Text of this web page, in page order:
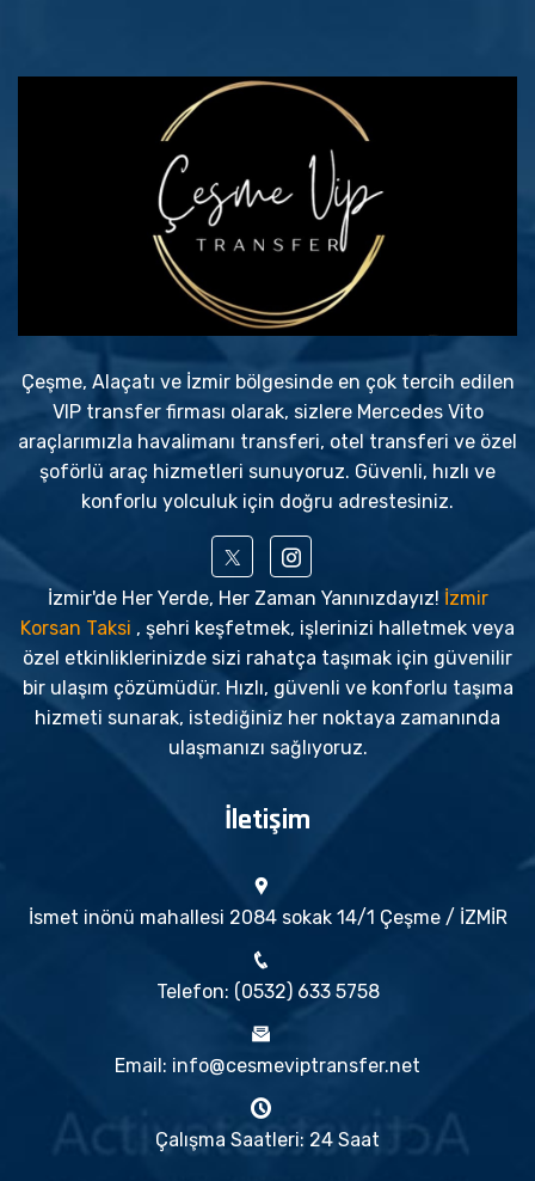
Çeşme, Alaçatı ve İzmir bölgesinde en çok tercih edilen
VIP transfer firması olarak, sizlere Mercedes Vito
araçlarımızla havalimanı transferi, otel transferi ve özel
şoförlü araç hizmetleri sunuyoruz. Güvenli, hızlı ve
konforlu yolculuk için doğru adrestesiniz.
İzmir'de Her Yerde, Her Zaman Yanınızdayız! İzmir
Korsan Taksi , şehri keşfetmek, işlerinizi halletmek veya
özel etkinliklerinizde sizi rahatça taşımak için güvenilir
bir ulaşım çözümüdür. Hızlı, güvenli ve konforlu taşıma
hizmeti sunarak, istediğiniz her noktaya zamanında
ulaşmanızı sağlıyoruz.
İletişim
İsmet inönü mahallesi 2084 sokak 14/1 Çeşme / İZMİR
Telefon: (0532) 633 5758
Email: info@cesmeviptransfer.net
Çalışma Saatleri: 24 Saat